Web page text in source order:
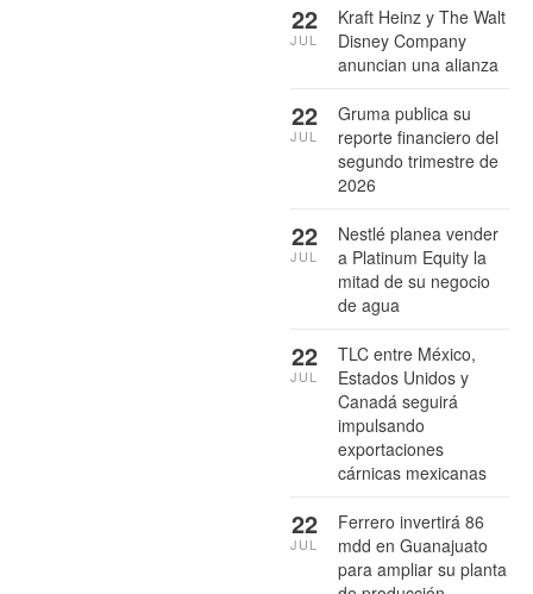
Kraft Heinz y The Walt
Disney Company
anuncian una alianza
22
JUL
Gruma publica su
reporte financiero del
segundo trimestre de
2026
22
JUL
Nestlé planea vender
a Platinum Equity la
mitad de su negocio
de agua
22
JUL
TLC entre México,
Estados Unidos y
Canadá seguirá
impulsando
exportaciones
cárnicas mexicanas
22
JUL
Ferrero invertirá 86
mdd en Guanajuato
para ampliar su planta
22
JUL